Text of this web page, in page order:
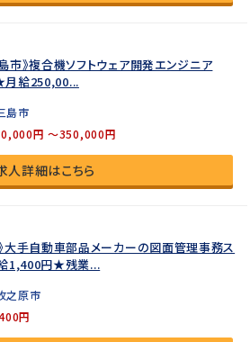
市》複合機ソフトウェア開発エンジニア
月給250,00...
島市
円 ～350,000円
人詳細はこちら
大手自動車部品メーカーの図面管理事務ス
1,400円★残業...
之原市
円